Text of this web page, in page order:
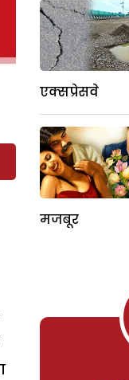
एक्सप्रेसवे
मजबूर